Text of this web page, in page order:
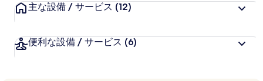
主な設備 / サービス (12)
便利な設備 / サービス (6)